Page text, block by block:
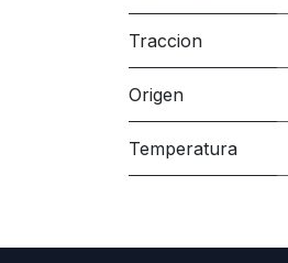
Traccion
Origen
Temperatura